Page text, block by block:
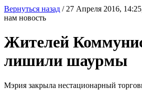
Вернуться назад / 27 Апреля 2016,
нам новость
Жителей
лишили шаурмы
Мэрия закрыла нестационарный